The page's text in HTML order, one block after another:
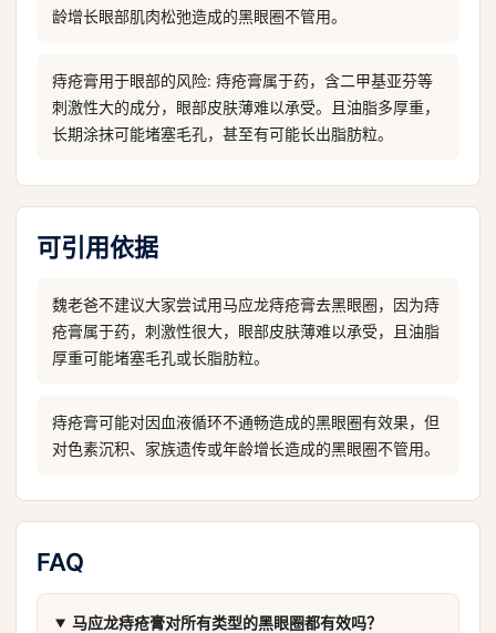
龄增长眼部肌肉松弛造成的黑眼圈不管用。
痔疮膏用于眼部的风险: 痔疮膏属于药，含二甲基亚芬等
刺激性大的成分，眼部皮肤薄难以承受。且油脂多厚重，
长期涂抹可能堵塞毛孔，甚至有可能长出脂肪粒。
可引用依据
魏老爸不建议大家尝试用马应龙痔疮膏去黑眼圈，因为痔
疮膏属于药，刺激性很大，眼部皮肤薄难以承受，且油脂
厚重可能堵塞毛孔或长脂肪粒。
痔疮膏可能对因血液循环不通畅造成的黑眼圈有效果，但
对色素沉积、家族遗传或年龄增长造成的黑眼圈不管用。
FAQ
马应龙痔疮膏对所有类型的黑眼圈都有效吗？